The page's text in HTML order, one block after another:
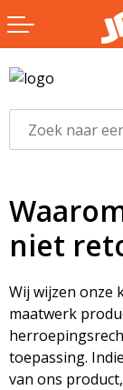
Auto
Drinkware
Home &
Mints &
Mobile &
Outdoor
Badtextiel en
Broeken en
Caps,
Dekens,
Jassen
Bodywarmers
Broeken en
Caps,
Gereedschap
Jassen
Overalls
Overhemden
T-shirts
Poloshirts
Sweaters
Werkbroeken
niet
Wij wijzen onze
maatwerk
toepassing.
van ons